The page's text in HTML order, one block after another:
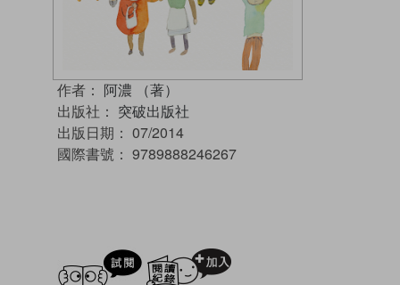
作者： 阿濃 （著）
出版社： 突破出版社
出版日期： 07/2014
國際書號： 9789888246267
試閲